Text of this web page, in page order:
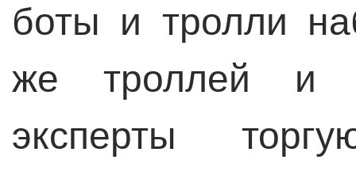
боты и тролли
же троллей и
эксперты